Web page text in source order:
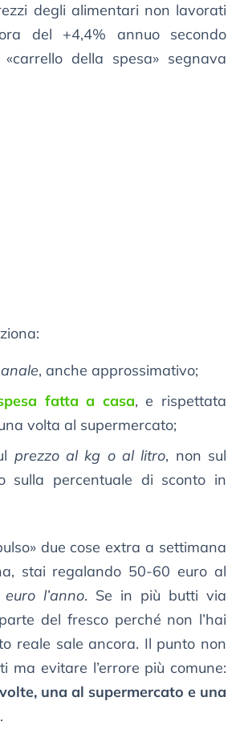
degli alimentari non lavorati
del +4,4% annuo secondo
della spesa» segnava
, anche approssimativo;
fatta a casa, e rispettata
volta al supermercato;
prezzo al kg o al litro, non sul
sulla percentuale di sconto in
due cose extra a settimana
stai regalando 50-60 euro al
l’anno. Se in più butti via
del fresco perché non l’hai
reale sale ancora. Il punto non
ma evitare l’errore più comune:
una al supermercato e una
.